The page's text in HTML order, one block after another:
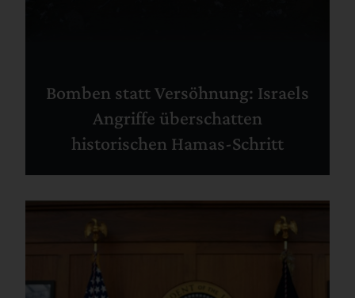
Bomben statt Versöhnung: Israels
Angriffe überschatten
historischen Hamas-Schritt